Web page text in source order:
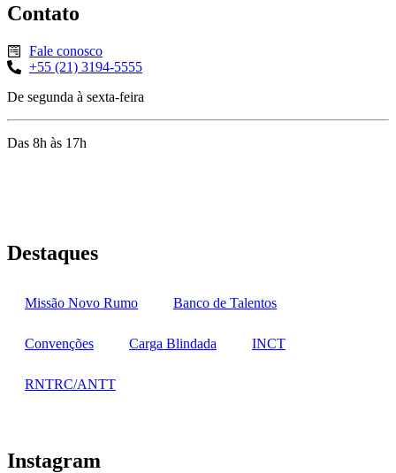
Contato
Fale conosco
+55 (21) 3194-5555
De segunda à sexta-feira
Das 8h às 17h
Destaques
Missão Novo Rumo Banco de Talentos
Convenções Carga Blindada INCT
RNTRC/ANTT
Instagram